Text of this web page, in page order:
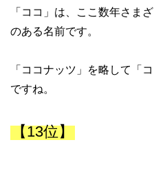
「ココ」は、ここ数年さま
のある名前です。
「ココナッツ」を略して「
ですね。
【13位】